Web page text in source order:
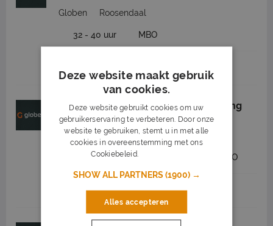
Globen Roosendaal
32 - 40 uur MBO
Machinist onkruidbestrijding omgeving
Roosendaal
Globen Roosendaal
2.550 tot 3.100 MBO
Job highlights
Deze website maakt gebruik
van cookies.
Deze website gebruikt cookies om uw
gebruikerservaring te verbeteren. Door onze
website te gebruiken, stemt u in met alle
cookies in overeenstemming met ons
Cookiebeleid.
SHOW ALL PARTNERS(1900) →
Alles accepteren